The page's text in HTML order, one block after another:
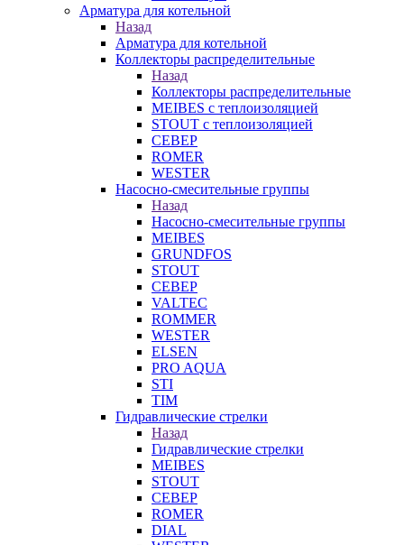
Арматура для котельной
Назад
Арматура для котельной
Коллекторы распределительные
Назад
Коллекторы распределительные
MEIBES с теплоизоляцией
STOUT с теплоизоляцией
СЕВЕР
ROMER
WESTER
Насосно-смесительные группы
Назад
Насосно-смесительные группы
MEIBES
GRUNDFOS
STOUT
СЕВЕР
VALTEC
ROMMER
WESTER
ELSEN
PRO AQUA
STI
TIM
Гидравлические стрелки
Назад
Гидравлические стрелки
MEIBES
STOUT
СЕВЕР
ROMER
DIAL